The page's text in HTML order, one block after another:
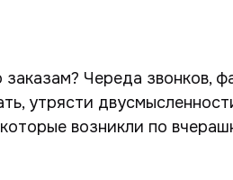
Череда звонков,
утрясти
возникли по